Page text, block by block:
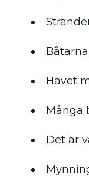
Havet
Många
Det är